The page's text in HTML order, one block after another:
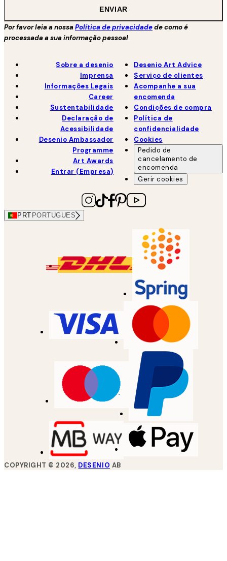
ENVIAR
Por favor leia a nossaPolítica de privacidadede como é
processada a sua informação pessoal
Sobre a desenio
Imprensa
Informações Legais
Career
Sustentabilidade
Declaração de
Acessibilidade
Desenio Ambassador
Programme
Art Awards
Entrar (Empresa)
Desenio Art Advice
Serviço de clientes
Acompanhe a sua
encomenda
Condições de compra
Política de
confidencialidade
Cookies
Pedido de
cancelamento de
encomenda
Gerir cookies
PRT PORTUGUES
COPYRIGHT © 2026, DESENIO AB